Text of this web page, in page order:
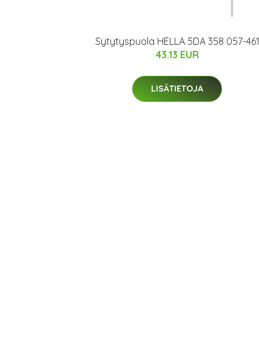
Sytytyspuola HELLA 5DA 358 057-461
43.13 EUR
LISÄTIETOJA